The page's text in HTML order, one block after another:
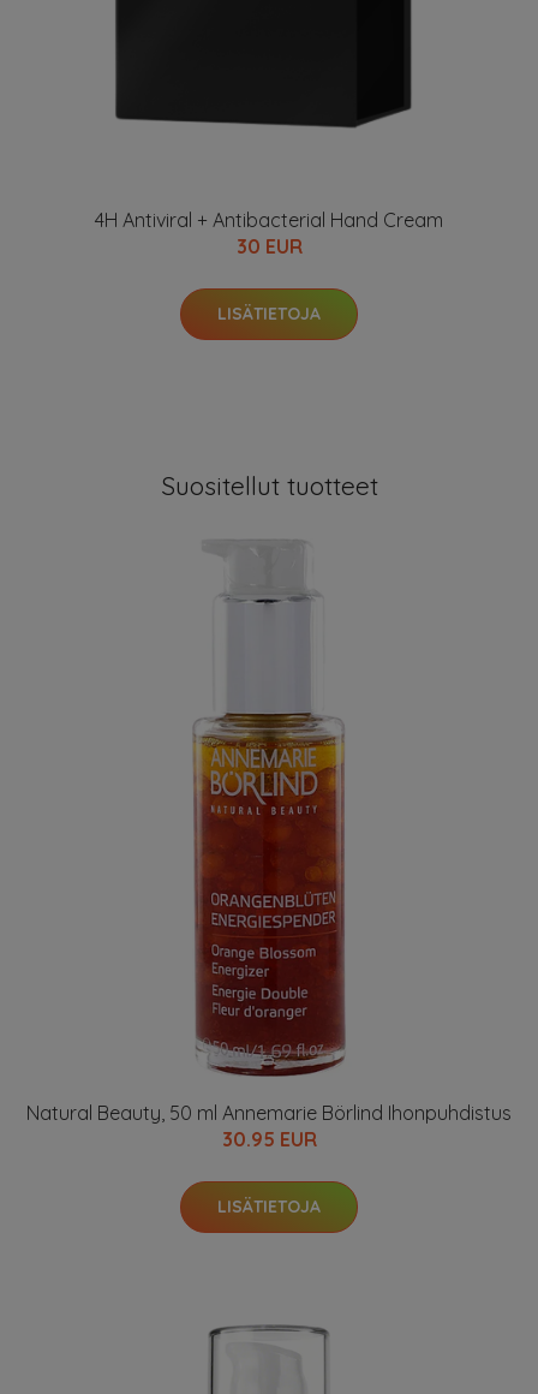
4H Antiviral + Antibacterial Hand Cream
30 EUR
LISÄTIETOJA
Suositellut tuotteet
Natural Beauty, 50 ml Annemarie Börlind Ihonpuhdistus
30.95 EUR
LISÄTIETOJA